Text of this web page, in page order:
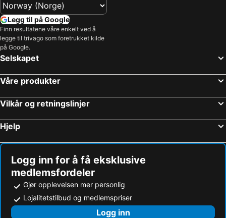
Mitt Hotell
Hotell Jeløy Radio
Motel & Camping Fredrikstad
St Olav
Legg til på Google
Finn resultatene våre enkelt ved å
legge til trivago som foretrukket kilde
på Google.
Selskapet
Våre produkter
Vilkår og retningslinjer
Hjelp
Logg inn for å få eksklusive
medlemsfordeler
Gjør opplevelsen mer personlig
Lojalitetstilbud og medlemspriser
Logg inn